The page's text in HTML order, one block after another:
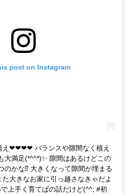
post on Instagram
❤❤❤❤ バランスや隙間なく植え
満足(*^^*)✨ 隙間はあるけどこの
のかな⁉ 大きくなって隙間が埋まる
大きなお家に引っ越さなきゃだよ
上手く育てばの話だけど(^^; #初